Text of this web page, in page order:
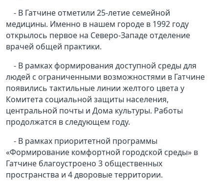
- В Гатчине отметили 25-летие семейной
медицины. Именно в нашем городе в 1992 году
открылось первое на Северо-Западе отделение
врачей общей практики.
- В рамках формирования доступной среды для
людей с ограниченными возможностями в Гатчине
появились тактильные линии желтого цвета у
Комитета социальной защиты населения,
центральной почты и Дома культуры. Работы
продолжатся в следующем году.
- В рамках приоритетной программы
«Формирование комфортной городской среды» в
Гатчине благоустроено 3 общественных
пространства и 4 дворовые территории.